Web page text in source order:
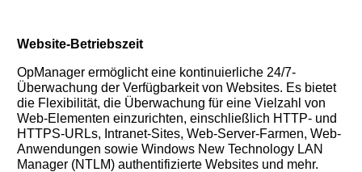
Website-Betriebszeit
OpManager ermöglicht eine kontinuierliche 24/7-
Überwachung der Verfügbarkeit von Websites. Es bietet
die Flexibilität, die Überwachung für eine Vielzahl von
Web-Elementen einzurichten, einschließlich HTTP- und
HTTPS-URLs, Intranet-Sites, Web-Server-Farmen, Web-
Anwendungen sowie Windows New Technology LAN
Manager (NTLM) authentifizierte Websites und mehr.